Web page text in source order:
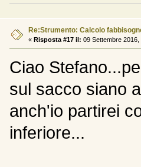
Re:Strumento: Calcolo
« Risposta #17 il: 09 Settembre 2016,
Ciao
sul sacco siano
anch'io partirei
inferiore...